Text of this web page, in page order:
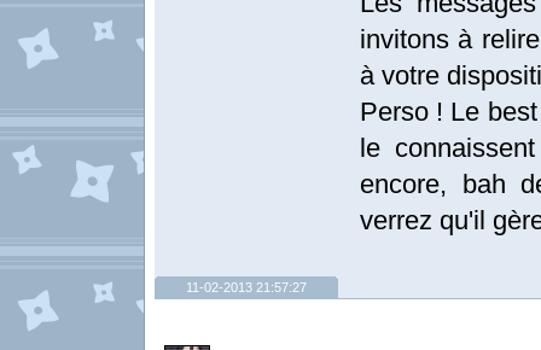
invitons à
à votre
Perso ! Le
le
encore, bah
verrez qu'il
11-02-2013 21:57:27